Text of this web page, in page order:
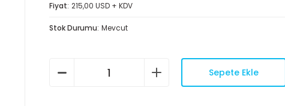
Fiyat 215,00 USD + KDV
Stok Durumu Mevcut
Sepete Ekle